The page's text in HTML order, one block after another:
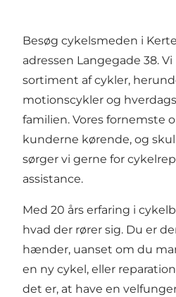
Besøg cykelsmeden i
adressen Langegade 38.
sortiment af cykler,
motionscykler og
familien. Vores fornemste
kunderne kørende, og
sørger vi gerne for
assistance.
Med 20 års erfaring i
hvad der rører sig. Du er
hænder, uanset om du
en ny cykel, eller
det er, at have en